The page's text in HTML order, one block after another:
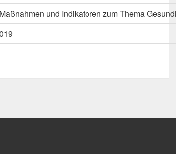
und Indikatoren zum Thema